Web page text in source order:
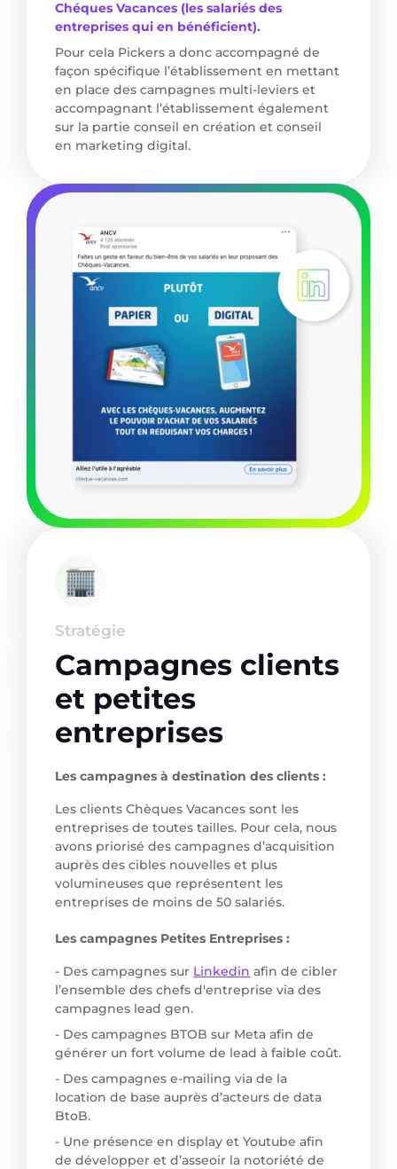
Chéques Vacances (les salariés des
entreprises qui en bénéficient).
Pour cela Pickers a donc accompagné de
façon spécifique l’établissement en mettant
en place des campagnes multi-leviers et
accompagnant l’établissement également
sur la partie conseil en création et conseil
en marketing digital.
Stratégie
Campagnes clients
et petites
entreprises
Les campagnes à destination des clients :
Les clients Chèques Vacances sont les
entreprises de toutes tailles. Pour cela, nous
avons priorisé des campagnes d’acquisition
auprès des cibles nouvelles et plus
volumineuses que représentent les
entreprises de moins de 50 salariés.
Les campagnes Petites Entreprises :
- Des campagnes sur Linkedin afin de cibler
l’ensemble des chefs d'entreprise via des
campagnes lead gen.
- Des campagnes BTOB sur Meta afin de
générer un fort volume de lead à faible coût.
- Des campagnes e-mailing via de la
location de base auprès d’acteurs de data
BtoB.
- Une présence en display et Youtube afin
de développer et d’asseoir la notoriété de